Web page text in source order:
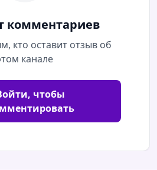
комментариев
кто оставит отзыв об
канале
чтобы